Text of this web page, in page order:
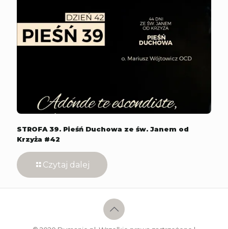
STROFA 39. Pieśń Duchowa ze św. Janem od
Krzyża #42
Czytaj dalej